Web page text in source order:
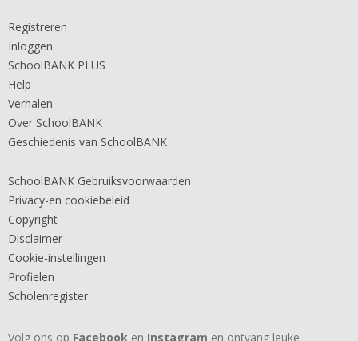
Registreren
Inloggen
SchoolBANK PLUS
Help
Verhalen
Over SchoolBANK
Geschiedenis van SchoolBANK
SchoolBANK Gebruiksvoorwaarden
Privacy-en cookiebeleid
Copyright
Disclaimer
Cookie-instellingen
Profielen
Scholenregister
Volg ons op Facebook en Instagram en ontvang leuke